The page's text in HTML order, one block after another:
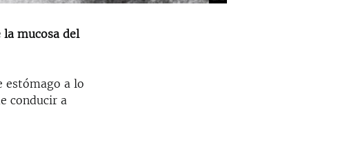
mucosa del
estómago a lo
conducir a